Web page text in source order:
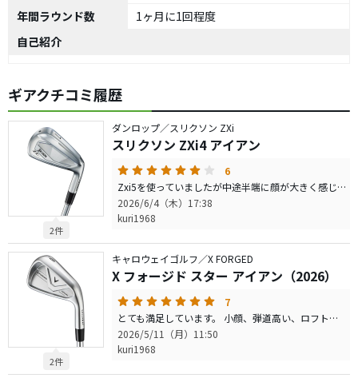
年間ラウンド数
1ヶ月に1回程度
自己紹介
ギアクチコミ履歴
2件
ダンロップ／スリクソン ZXi
スリクソン ZXi4 アイアン
6
Zxi5を使っていましたが中途半端に顔が大きく感じだし、どの道大きいのならより寛容でロフトの立ったZxi4に乗り換えました。 顔は思ったよりもシャープで好みの顔です。それでいて飛距離も前にいく感じで申し分ありません。 スピン量は控えめですが弾道が高いので問題ありません。 芯を食った時の打感は納得できますが、そうでない場合は少し硬く感じました。打感はZxi5の方が良いと思います。
2026/6/4（木）17:38
kuri1968
2件
キャロウェイゴルフ／X FORGED
X フォージド スター アイアン（2026）
7
とても満足しています。 小顔、弾道高い、ロフトなりにしっかり飛ぶ、打感良い。 気になる点は特にありません。 一番の驚きは、中空でもなくポケキャビでもないのに ちゃんとロフト通りに飛ぶところです。 T社中空の30.5°（#7I）、T社中空30°（#7I）も持っていますが、同等以上に飛ぶのでちょっと驚きました。
2026/5/11（月）11:50
kuri1968